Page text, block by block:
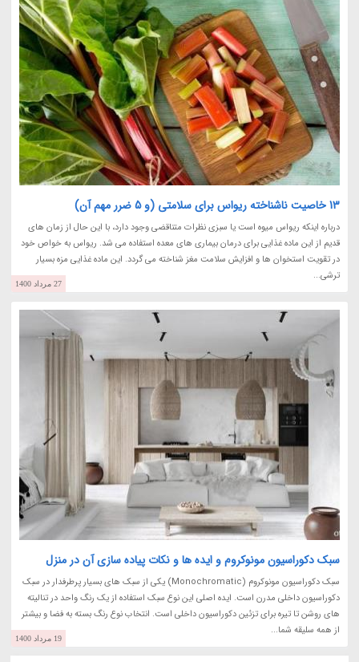
13 خاصیت ناشناخته ریواس برای سلامتی (و 5 ضرر مهم آن)
درباره اینکه ریواس میوه است یا سبزی نظرات متناقضی وجود دارد، با این حال از زمان های
قدیم از این ماده غذایی برای درمان بیماری های معده استفاده می شد. ریواس به خواص خود
در تقویت استخوان ها و افزایش سلامت مغز شناخته می گردد. این ماده غذایی مزه بسیار
ترشی...
27 مرداد 1400
سبک دکوراسیون مونوکروم و ایده ها و نکات پیاده سازی آن در منزل
سبک دکوراسیون مونوکروم (Monochromatic) یکی از سبک های بسیار پرطرفدار در سبک
دکوراسیون داخلی مدرن است. ایده اصلی این نوع سبک استفاده از یک رنگ واحد در تنالیته
های روشن تا تیره برای تزئین دکوراسیون داخلی است. انتخاب نوع رنگ بسته به فضا و بیشتر
از همه سلیقه شما...
19 مرداد 1400